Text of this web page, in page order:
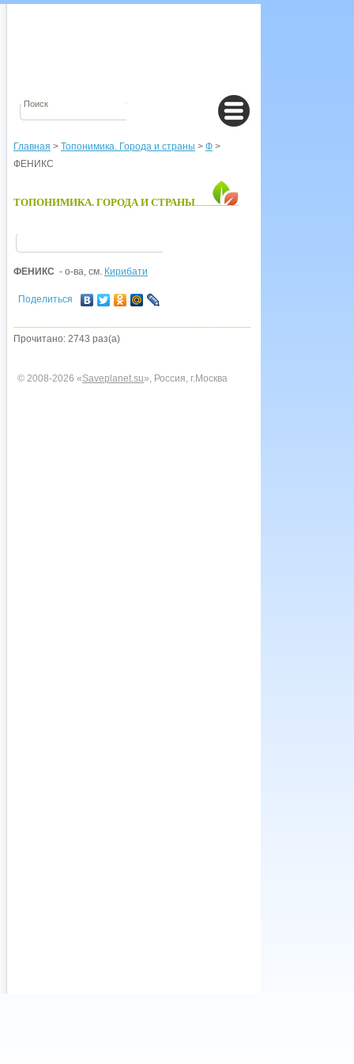
Главная > Топонимика. Города и страны > Ф >
ФЕНИКС
ТОПОНИМИКА. ГОРОДА И СТРАНЫ
ФЕНИКС - о-ва, см. Кирибати
Поделиться
Прочитано: 2743 раз(а)
© 2008-2026 «Saveplanet.su», Россия, г.Москва